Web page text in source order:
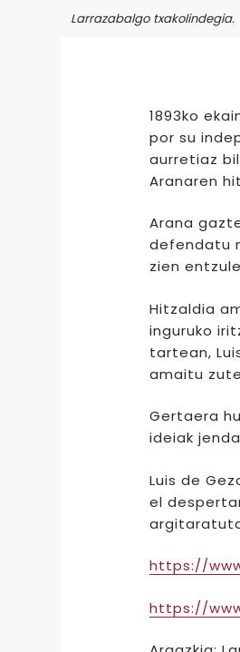
Larrazabalgo txakolindegia.
1893ko
por su
aurretiaz
Aranaren
Arana
defendatu
zien
Hitzaldia
inguruko
tartean,
amaitu
Gertaera
ideiak
Luis de
el
https://
https://